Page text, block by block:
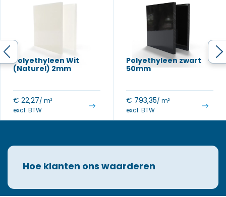
Polyethyleen Wit
(Naturel) 2mm
€ 22,27/ m²
excl. BTW
Polyethyleen zwart
50mm
€ 793,35/ m²
excl. BTW
Hoe klanten ons waarderen